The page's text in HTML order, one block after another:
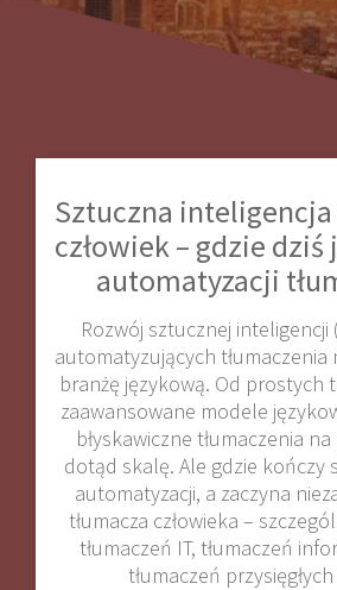
Sztuczna inteligencja
człowiek – gdzie dziś
automatyzacji
Rozwój sztucznej inteligencji
automatyzujących tłumaczenia
branżę językową. Od prostych
zaawansowane modele
błyskawiczne tłumaczenia
dotąd skalę. Ale gdzie kończy
automatyzacji, a zaczyna
tłumacza człowieka –
tłumaczeń IT, tłumaczeń
tłumaczeń